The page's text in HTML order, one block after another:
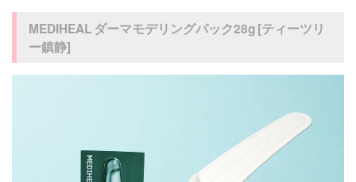
MEDIHEAL ダーマモデリングパック28g [ティーツリ
ー鎮静]